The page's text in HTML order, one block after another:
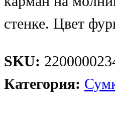
стенке. Цвет
SKU:
Категория: